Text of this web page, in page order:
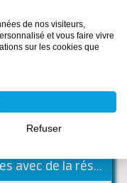
de nombreuses
votre bateau
Réparer les trous et les fissures avec de la résine de polyester
de nos visiteurs,
et vous faire vivre
sur les cookies que
Refuser